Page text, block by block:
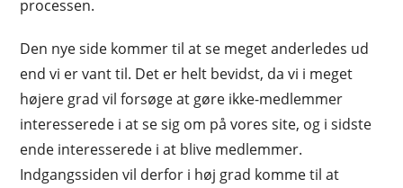
processen.
Den nye side kommer til at se meget anderledes ud
end vi er vant til. Det er helt bevidst, da vi i meget
højere grad vil forsøge at gøre ikke-medlemmer
interesserede i at se sig om på vores site, og i sidste
ende interesserede i at blive medlemmer.
Indgangssiden vil derfor i høj grad komme til at